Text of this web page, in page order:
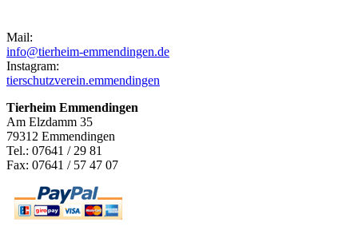
Mail:
info@tierheim-emmendingen.de
Instagram:
tierschutzverein.emmendingen
Tierheim Emmendingen
Am Elzdamm 35
79312 Emmendingen
Tel.: 07641 / 29 81
Fax: 07641 / 57 47 07